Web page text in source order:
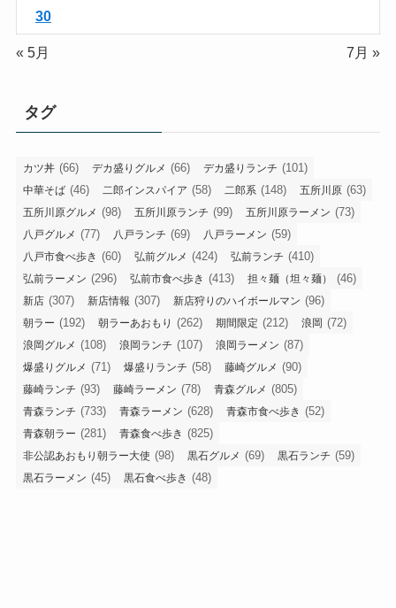
30
« 5月 7月 »
タグ
カツ丼 (66) デカ盛りグルメ (66) デカ盛りランチ (101)
中華そば (46) 二郎インスパイア (58) 二郎系 (148) 五所川原 (63)
五所川原グルメ (98) 五所川原ランチ (99) 五所川原ラーメン (73)
八戸グルメ (77) 八戸ランチ (69) 八戸ラーメン (59)
八戸市食べ歩き (60) 弘前グルメ (424) 弘前ランチ (410)
弘前ラーメン (296) 弘前市食べ歩き (413) 担々麺（坦々麺） (46)
新店 (307) 新店情報 (307) 新店狩りのハイボールマン (96)
朝ラー (192) 朝ラーあおもり (262) 期間限定 (212) 浪岡 (72)
浪岡グルメ (108) 浪岡ランチ (107) 浪岡ラーメン (87)
爆盛りグルメ (71) 爆盛りランチ (58) 藤崎グルメ (90)
藤崎ランチ (93) 藤崎ラーメン (78) 青森グルメ (805)
青森ランチ (733) 青森ラーメン (628) 青森市食べ歩き (52)
青森朝ラー (281) 青森食べ歩き (825)
非公認あおもり朝ラー大使 (98) 黒石グルメ (69) 黒石ランチ (59)
黒石ラーメン (45) 黒石食べ歩き (48)